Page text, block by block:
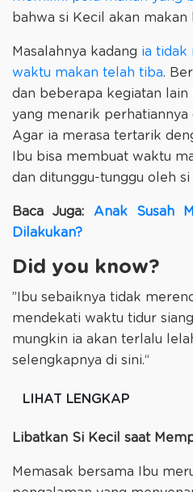
bahwa si Kecil akan makan
Masalahnya kadang ia tidak
waktu makan telah tiba.
dan beberapa kegiatan lain
yang menarik perhatiannya
Agar ia merasa tertarik
Ibu bisa membuat waktu
dan ditunggu-tunggu oleh si
Baca Juga: Anak Susah
Dilakukan?
Did you know?
”Ibu sebaiknya tidak
mendekati waktu tidur
mungkin ia akan terlalu
selengkapnya di sini.“
LIHAT LENGKAP
Libatkan Si Kecil saat
Memasak bersama Ibu